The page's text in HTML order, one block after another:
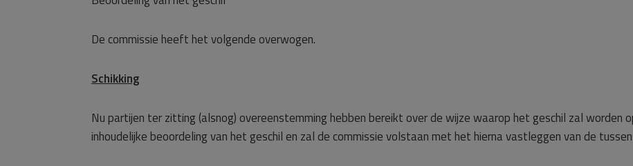
De commissie heeft het volgende overwogen.
Schikking
Nu partijen ter zitting (alsnog) overeenstemming hebben bereikt over de wijze waarop het geschil zal
inhoudelijke beoordeling van het geschil en zal de commissie volstaan met het hierna vastleggen van de